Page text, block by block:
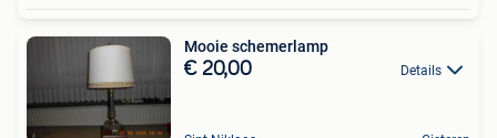
Mooie schemerlamp
€ 20,00 Details